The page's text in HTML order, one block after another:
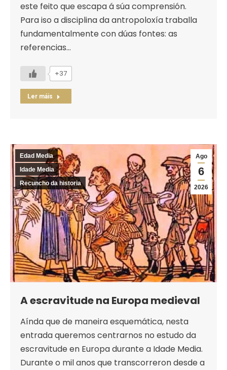
este feito que escapa á súa comprensión.
Para iso a disciplina da antropoloxía traballa
fundamentalmente con dúas fontes: as
referencias…
+37
Ler máis
Ago
6
2026
Edad Media
Idade Media
Recuncho da historia
A escravitude na Europa medieval
Aínda que de maneira esquemática, nesta
entrada queremos centrarnos no estudo da
escravitude en Europa durante a Idade Media.
Durante o mil anos que transcorreron desde a